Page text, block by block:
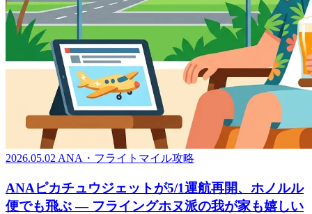
2026.05.02 ANA・フライトマイル攻略
ANAピカチュウジェットが5/1運航再開、ホノルル
便でも飛ぶ ― フライングホヌ派の我が家も嬉しい